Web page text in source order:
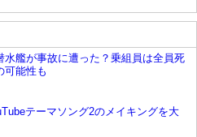
水艦が事故に遭った？乗組員は全員死
可能性も
テーマソング2のメイキングを大